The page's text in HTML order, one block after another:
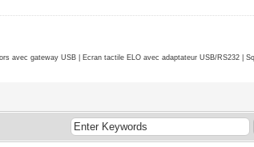
avec gateway USB | Ecran tactile ELO avec adaptateur USB/RS232 |